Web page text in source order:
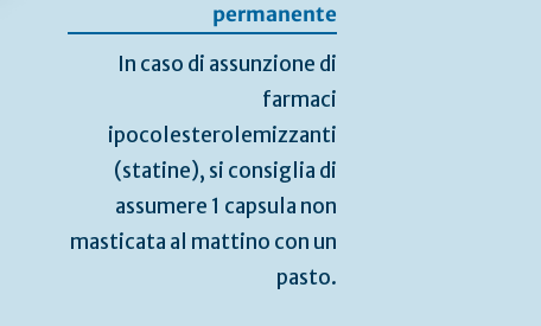
permanente
In caso di assunzione di
farmaci
ipocolesterolemizzanti
(statine), si consiglia di
assumere 1 capsula non
masticata al mattino con un
pasto.